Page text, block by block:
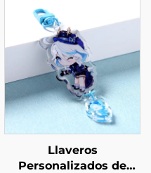
Llaveros
Personalizados de